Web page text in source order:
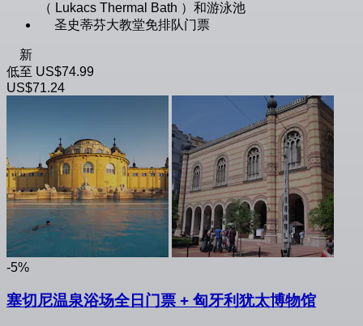
（ Lukacs Thermal Bath ）和游泳池
圣史蒂芬大教堂免排队门票
新
低至 US$74.99
US$71.24
-5%
塞切尼温泉浴场全日门票 + 匈牙利犹太博物馆